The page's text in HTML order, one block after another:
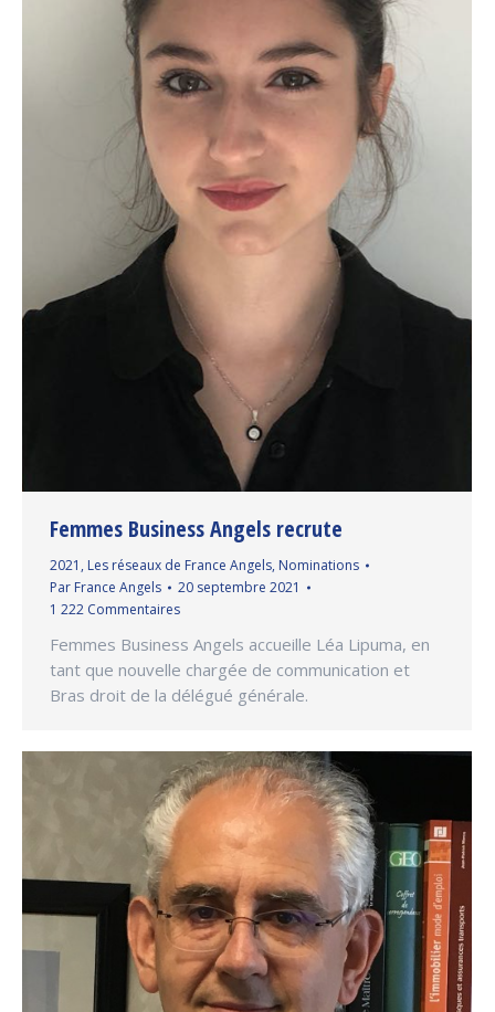
Femmes Business Angels recrute
2021 , Les réseaux de France Angels, Nominations
Par France Angels
20 septembre 2021
1 222 Commentaires
Femmes Business Angels accueille Léa Lipuma, en
tant que nouvelle chargée de communication et
Bras droit de la délégué générale.